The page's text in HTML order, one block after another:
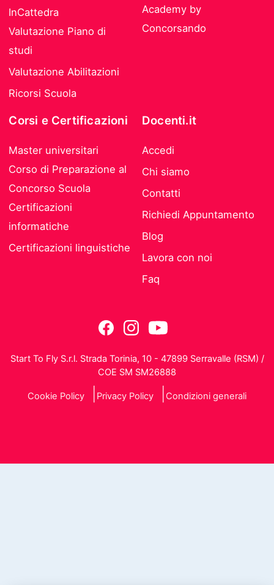
InCattedra
Valutazione Piano di
studi
Valutazione Abilitazioni
Ricorsi Scuola
Academy by
Concorsando
Corsi e Certificazioni
Master universitari
Corso di Preparazione al
Concorso Scuola
Certificazioni
informatiche
Certificazioni linguistiche
Docenti.it
Accedi
Chi siamo
Contatti
Richiedi Appuntamento
Blog
Lavora con noi
Faq
Start To Fly S.r.l. Strada Torinia, 10 - 47899 Serravalle (RSM) /
COE SM SM26888
Cookie Policy Privacy Policy Condizioni generali